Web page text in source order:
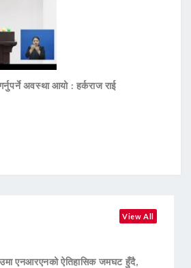
अवस्था आयो : हर्कराज राई
View All
एनआरएनको ऐतिहासिक जमघट हुँदै,